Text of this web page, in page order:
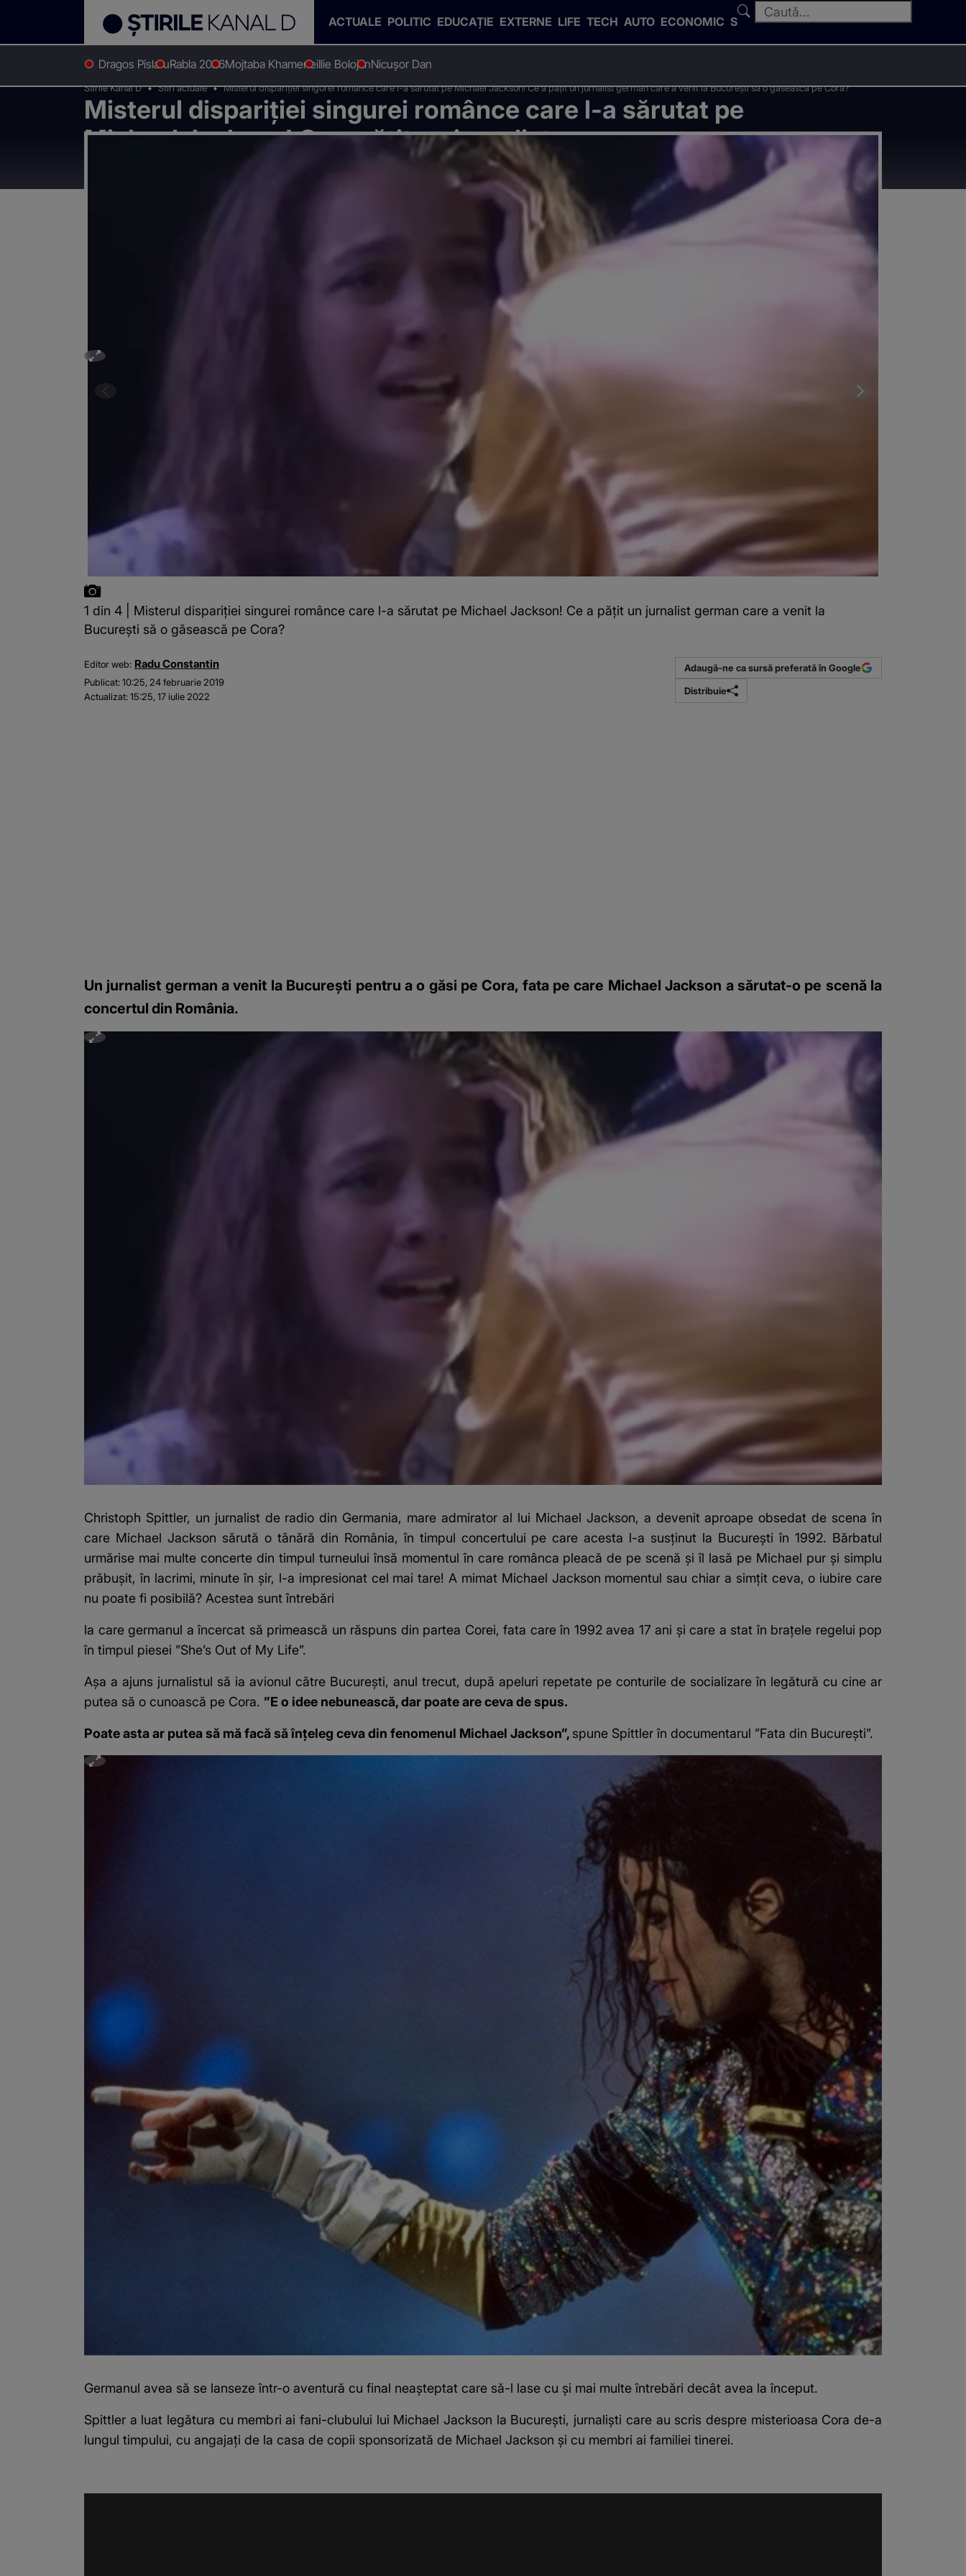
ACTUALE POLITIC EDUCAȚIE EXTERNE LIFE TECH AUTO ECONOMIC SPORT
Dragos PislaruRabla 2026Mojtaba KhameneiIlie BolojanNicușor Dan
Stirile Kanal D Stiri actuale Misterul dispariției singurei românce care l-a sărutat pe Michael Jackson! Ce a pățit un jurnalist german care a venit la București să o găsească pe Cora?
Misterul dispariției singurei românce care l-a sărutat pe
Michael Jackson! Ce a pățit un jurnalist german care a
venit la București să o găsească pe Cora?
1 din 4 | Misterul dispariției singurei românce care l-a sărutat pe Michael Jackson! Ce a pățit un jurnalist german care a venit la
București să o găsească pe Cora?
Editor web: Radu Constantin
Publicat:10:25, 24 februarie 2019
Actualizat:15:25, 17 iulie 2022
Adaugă-ne ca sursă preferată în Google
Distribuie
Un jurnalist german a venit la București pentru a o găsi pe Cora, fata pe care Michael Jackson a sărutat-o pe scenă la
concertul din România.
Christoph Spittler, un jurnalist de radio din Germania, mare admirator al lui Michael Jackson, a devenit aproape obsedat de scena în
care Michael Jackson sărută o tânără din România, în timpul concertului pe care acesta l-a susținut la București în 1992. Bărbatul
urmărise mai multe concerte din timpul turneului însă momentul în care românca pleacă de pe scenă și îl lasă pe Michael pur și simplu
prăbușit, în lacrimi, minute în șir, l-a impresionat cel mai tare! A mimat Michael Jackson momentul sau chiar a simțit ceva, o iubire care
nu poate fi posibilă? Acestea sunt întrebări
la care germanul a încercat să primească un răspuns din partea Corei, fata care în 1992 avea 17 ani și care a stat în brațele regelui pop
în timpul piesei ”She’s Out of My Life”.
Așa a ajuns jurnalistul să ia avionul către București, anul trecut, după apeluri repetate pe conturile de socializare în legătură cu cine ar
putea să o cunoască pe Cora. ”E o idee nebunească, dar poate are ceva de spus.
Poate asta ar putea să mă facă să înțeleg ceva din fenomenul Michael Jackson”, spune Spittler în documentarul ”Fata din București”.
Germanul avea să se lanseze într-o aventură cu final neașteptat care să-l lase cu și mai multe întrebări decât avea la început.
Spittler a luat legătura cu membri ai fani-clubului lui Michael Jackson la București, jurnaliști care au scris despre misterioasa Cora de-a
lungul timpului, cu angajați de la casa de copii sponsorizată de Michael Jackson și cu membri ai familiei tinerei.